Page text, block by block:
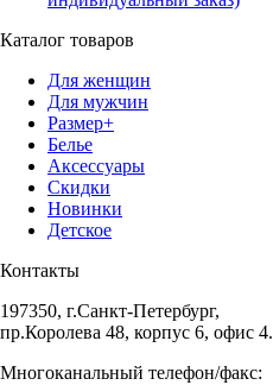
Каталог товаров
Для женщин
Для мужчин
Размер+
Белье
Аксессуары
Скидки
Новинки
Детское
Контакты
197350, г.Санкт-Петербург,
пр.Королева 48, корпус 6, офис 4.
Многоканальный телефон/факс: